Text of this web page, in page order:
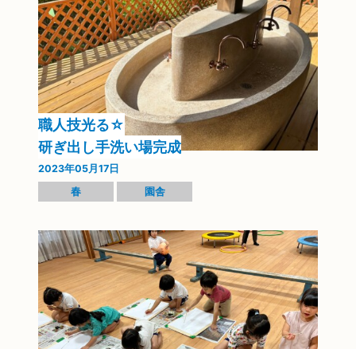
職人技光る☆
研ぎ出し手洗い場完成
2023年05月17日
春
園舎